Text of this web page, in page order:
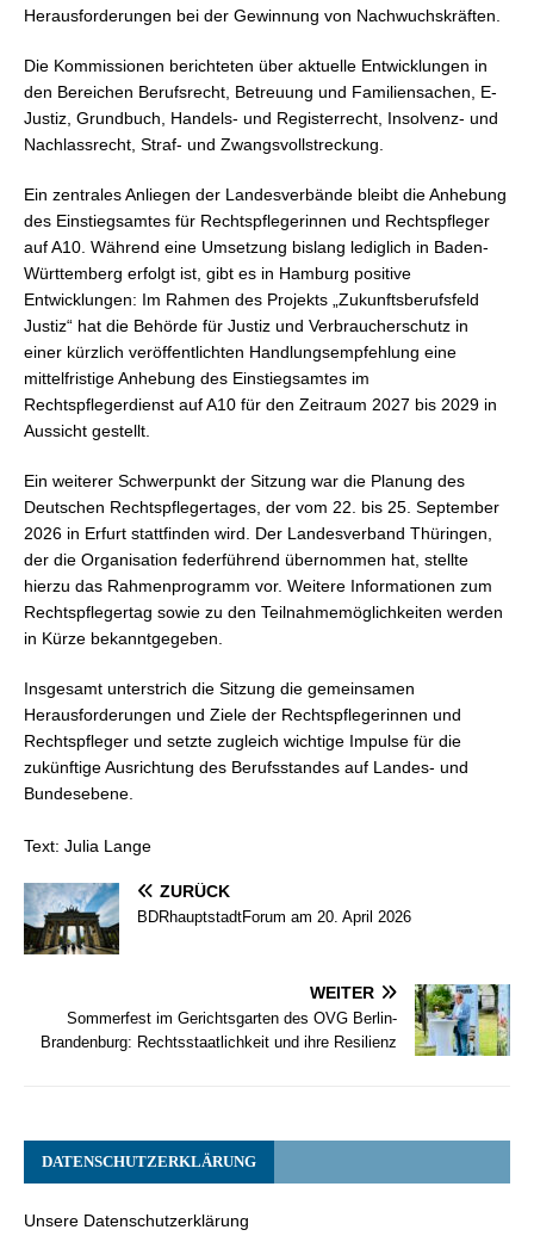
Herausforderungen bei der Gewinnung von Nachwuchskräften.
Die Kommissionen berichteten über aktuelle Entwicklungen in
den Bereichen Berufsrecht, Betreuung und Familiensachen, E-
Justiz, Grundbuch, Handels- und Registerrecht, Insolvenz- und
Nachlassrecht, Straf- und Zwangsvollstreckung.
Ein zentrales Anliegen der Landesverbände bleibt die Anhebung
des Einstiegsamtes für Rechtspflegerinnen und Rechtspfleger
auf A10. Während eine Umsetzung bislang lediglich in Baden-
Württemberg erfolgt ist, gibt es in Hamburg positive
Entwicklungen: Im Rahmen des Projekts „Zukunftsberufsfeld
Justiz“ hat die Behörde für Justiz und Verbraucherschutz in
einer kürzlich veröffentlichten Handlungsempfehlung eine
mittelfristige Anhebung des Einstiegsamtes im
Rechtspflegerdienst auf A10 für den Zeitraum 2027 bis 2029 in
Aussicht gestellt.
Ein weiterer Schwerpunkt der Sitzung war die Planung des
Deutschen Rechtspflegertages, der vom 22. bis 25. September
2026 in Erfurt stattfinden wird. Der Landesverband Thüringen,
der die Organisation federführend übernommen hat, stellte
hierzu das Rahmenprogramm vor. Weitere Informationen zum
Rechtspflegertag sowie zu den Teilnahmemöglichkeiten werden
in Kürze bekanntgegeben.
Insgesamt unterstrich die Sitzung die gemeinsamen
Herausforderungen und Ziele der Rechtspflegerinnen und
Rechtspfleger und setzte zugleich wichtige Impulse für die
zukünftige Ausrichtung des Berufsstandes auf Landes- und
Bundesebene.
Text: Julia Lange
ZURÜCK
BDRhauptstadtForum am 20. April 2026
WEITER
Sommerfest im Gerichtsgarten des OVG Berlin-
Brandenburg: Rechtsstaatlichkeit und ihre Resilienz
DATENSCHUTZERKLÄRUNG
Unsere Datenschutzerklärung